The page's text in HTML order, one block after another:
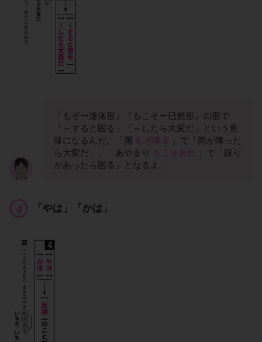
「もぞー連体形」「もこそー已然形」の形で
「～すると困る」「～したら大変だ」という意
味になるんだ。「雨
」で「雨が降った
ら大変だ」、「あやまり
」で「誤り
があったら困る」となるよ。
「やは」「かは」